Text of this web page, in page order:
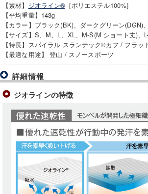
【素材】 ジオライン®［ポリエステル100%］
【平均重量】143g
【カラー】ブラック(BK)、ダークグリーン
【サイズ】S、M、L、XL、M-S(M ショート丈)
【特長】スパイラル スランテック®カフ / フラ
【最適な用途】 登山 / スノースポーツ
詳細情報
ジオラインの特徴